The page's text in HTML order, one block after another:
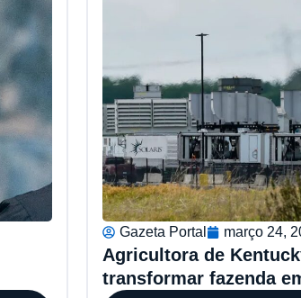
Gazeta Portal março 24,
Agricultora de
transformar fazenda